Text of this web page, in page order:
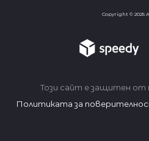
Copyright © 2025
Този сайт е защитен от
Политиката за